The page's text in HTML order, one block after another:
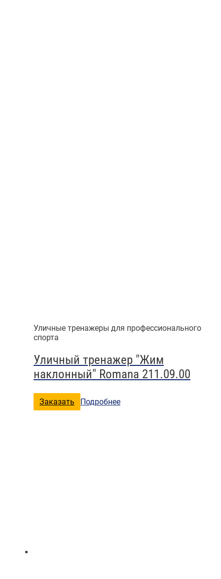
Уличные тренажеры для профессионального
спорта
Уличный тренажер "Жим
наклонный" Romana 211.09.00
Заказать Подробнее